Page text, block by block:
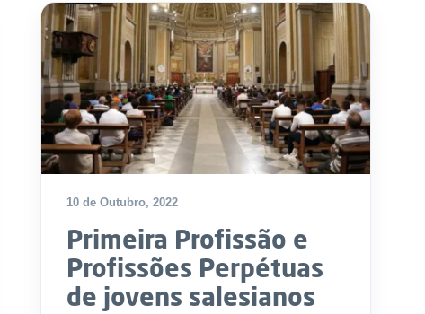
10 de Outubro, 2022
Primeira Profissão e
Profissões Perpétuas
de jovens salesianos